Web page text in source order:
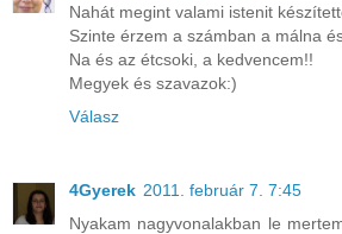
Nahát megint valami istenit
Szinte érzem a számban a málna
Na és az étcsoki, a kedvencem!!
Megyek és szavazok:)
Válasz
4Gyerek 2011. február 7. 7:45
Nyakam nagyvonalakban le